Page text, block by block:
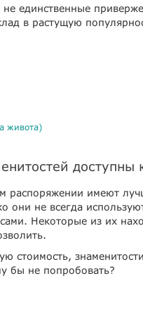
единственные
в растущую
живота)
распоряжении имеют
они не всегда
Некоторые из их
стоимость,
бы не попробовать?